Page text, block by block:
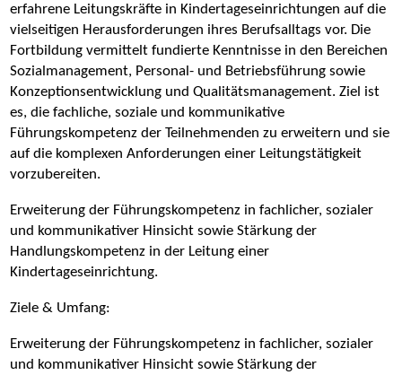
erfahrene Leitungskräfte in Kindertageseinrichtungen auf die
vielseitigen Herausforderungen ihres Berufsalltags vor. Die
Fortbildung vermittelt fundierte Kenntnisse in den Bereichen
Sozialmanagement, Personal- und Betriebsführung sowie
Konzeptionsentwicklung und Qualitätsmanagement. Ziel ist
es, die fachliche, soziale und kommunikative
Führungskompetenz der Teilnehmenden zu erweitern und sie
auf die komplexen Anforderungen einer Leitungstätigkeit
vorzubereiten.
Erweiterung der Führungskompetenz in fachlicher, sozialer
und kommunikativer Hinsicht sowie Stärkung der
Handlungskompetenz in der Leitung einer
Kindertageseinrichtung.
Ziele & Umfang:
Erweiterung der Führungskompetenz in fachlicher, sozialer
und kommunikativer Hinsicht sowie Stärkung der